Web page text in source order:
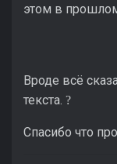
этом в
Вроде всё
текста. ?
Спасибо что